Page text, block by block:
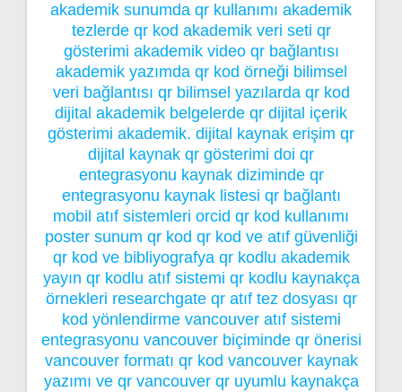
akademik sunumda qr kullanımı akademik
tezlerde qr kod akademik veri seti qr
gösterimi akademik video qr bağlantısı
akademik yazımda qr kod örneği bilimsel
veri bağlantısı qr bilimsel yazılarda qr kod
dijital akademik belgelerde qr dijital içerik
gösterimi akademik. dijital kaynak erişim qr
dijital kaynak qr gösterimi doi qr
entegrasyonu kaynak diziminde qr
entegrasyonu kaynak listesi qr bağlantı
mobil atıf sistemleri orcid qr kod kullanımı
poster sunum qr kod qr kod ve atıf güvenliği
qr kod ve bibliyografya qr kodlu akademik
yayın qr kodlu atıf sistemi qr kodlu kaynakça
örnekleri researchgate qr atıf tez dosyası qr
kod yönlendirme vancouver atıf sistemi
entegrasyonu vancouver biçiminde qr önerisi
vancouver formatı qr kod vancouver kaynak
yazımı ve qr vancouver qr uyumlu kaynakça